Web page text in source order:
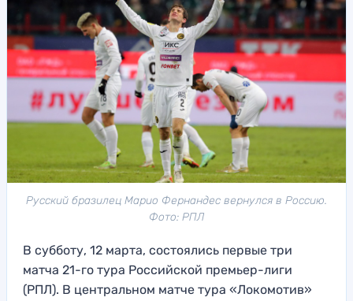
Русский бразилец Марио Фернандес вернулся в Россию.
Фото: РПЛ
В субботу, 12 марта, состоялись первые три
матча 21-го тура Российской премьер-лиги
(РПЛ). В центральном матче тура «Локомотив»